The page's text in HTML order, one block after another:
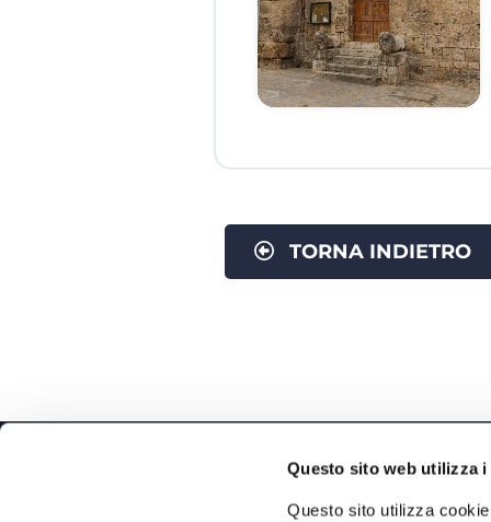
Questo sito web utilizza i
Questo sito utilizza
TORNA INDIETRO